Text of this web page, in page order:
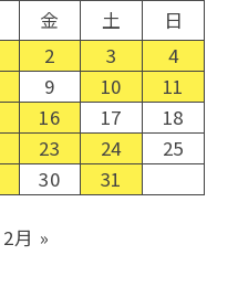
金 土
日
2 3
4
9 10
11
16 17
18
23 24
25
30 31
2月 »